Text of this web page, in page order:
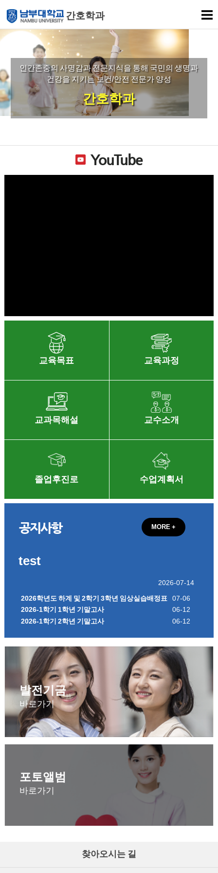
간호학과
인간존중의 사명감과 전문지식을 통해 국민의 생명과
건강을 지키는 보건/안전 전문가 양성
간호학과
YouTube
교육목표 교육과정
교과목해설 교수소개
졸업후진로 수업계획서
공지사항 MORE +
test
2026-07-14
2026학년도 하계 및 2학기 3학년 임상실습배정표
07-06
2026-1학기 1학년 기말고사
06-12
2026-1학기 2학년 기말고사
06-12
발전기금
바로가기
포토앨범
바로가기
찾아오시는 길